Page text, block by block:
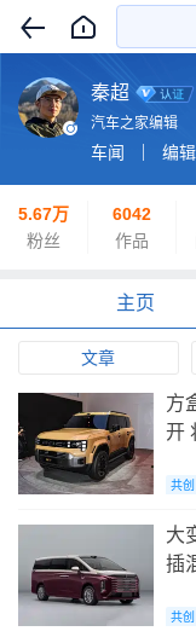
秦超
汽车之家编辑
车闻 编辑
5.67万
粉丝
6042
作品
主页
文章
方
开
共创
大
插
共创